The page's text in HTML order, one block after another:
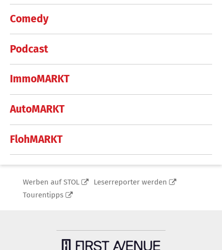
Comedy
Podcast
ImmoMARKT
AutoMARKT
FlohMARKT
Werben auf STOL
Leserreporter werden
Tourentipps